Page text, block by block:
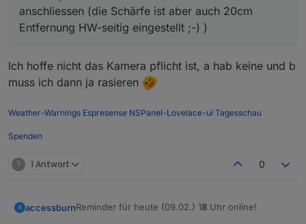
würde, thx!
anschliessen (die Schärfe ist aber auch 20cm
Entfernung HW-seitig eingestellt ;-) )
Ich hoffe nicht das Kamera pflicht ist, a hab keine und b
muss ich dann ja rasieren
Weather-Warnings Espresense NSPanel-Lovelace-ui Tagesschau
Spenden
? 1 Antwort 0
A accessburnReminder für heute (09.02.) 18 Uhr online!